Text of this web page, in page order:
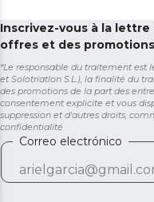
Inscrivez-vous à la
offres et des
*Le responsable du traitement est
et Solotriatlon S.L.), la finalité du
des promotions de la part des
consentement explicite et vous
suppression et d'autres droits,
confidentialité
Correo electrónico